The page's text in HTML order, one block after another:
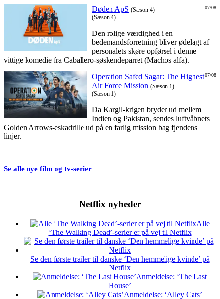
07/08
Døden ApS (Sæson 4)
(Sæson 4)
Den rolige værdighed i en
bedemandsforretning bliver ødelagt af
personalets skøre opførsel i denne
vittige komedie fra Caballero-søskendeparret (Machos alfa).
07/08
Operation Safed Sagar: The Highest
Air Force Mission (Sæson 1)
(Sæson 1)
Da Kargil-krigen bryder ud mellem
Indien og Pakistan, sendes luftvåbnets
Golden Arrows-eskadrille ud på en farlig mission bag fjendens
linjer.
Se alle nye film og tv-serier
Netflix nyheder
Alle
‘The Walking Dead’-serier er på vej til Netflix
Se den første trailer til danske ‘Den hemmelige kvinde’ på
Netflix
Anmeldelse: ‘The Last
House’
Anmeldelse: ‘Alley Cats’